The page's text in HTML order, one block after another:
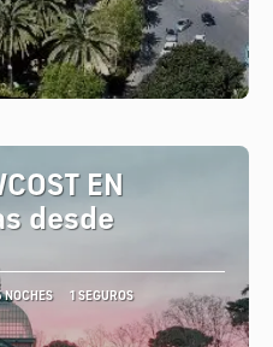
EN
desde
NOCHES 1 SEGUROS